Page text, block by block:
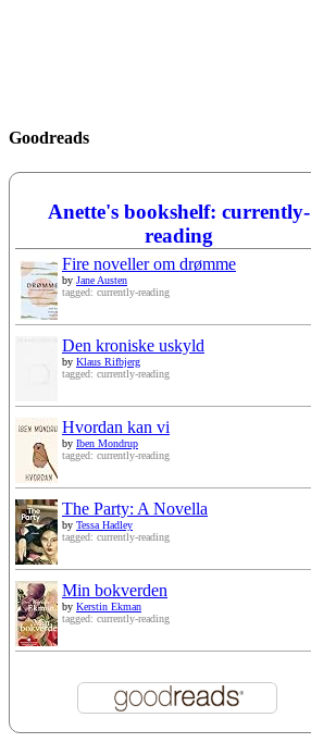
Goodreads
Anette's bookshelf: currently-
reading
Fire noveller om drømme
by Jane Austen
tagged: currently-reading
Den kroniske uskyld
by Klaus Rifbjerg
tagged: currently-reading
Hvordan kan vi
by Iben Mondrup
tagged: currently-reading
The Party: A Novella
by Tessa Hadley
tagged: currently-reading
Min bokverden
by Kerstin Ekman
tagged: currently-reading